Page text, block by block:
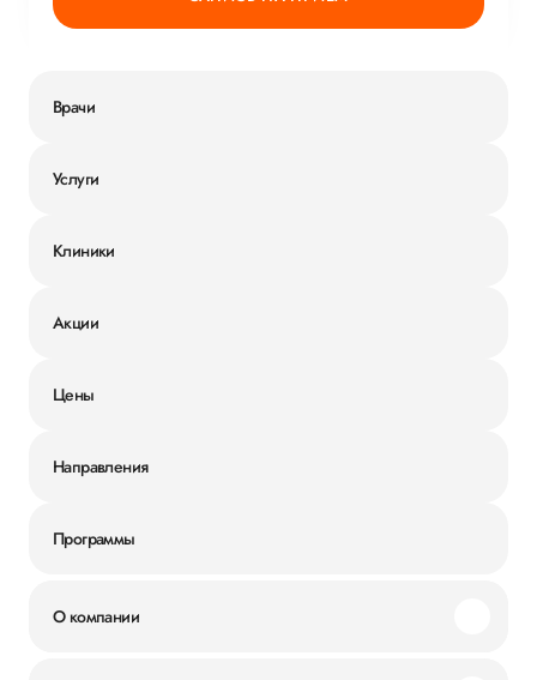
Врачи
Услуги
Клиники
Акции
Цены
Направления
Программы
О компании